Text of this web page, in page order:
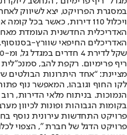
ויכלול 110 דירות, כאשר
האדריכלית החדשנית העומדת
ריף פרימיום. רקפת להב, סמנכ"לית
מציינת: “אחד היתרונות הבולטים
לקו החוף וגובהו, המאפשר נוף
הנמוכות. בניתוח מלאי הדירות,
בקומות הגבוהות ופונות לכיוון
פרויקט התחדשות עירונית נוסף